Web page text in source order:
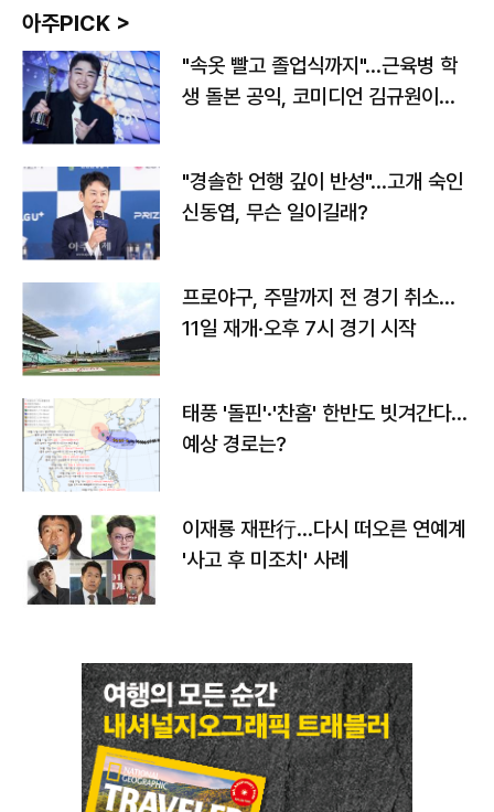
아주PICK >
"속옷 빨고 졸업식까지"…근육병 학
생 돌본 공익, 코미디언 김규원이었
"경솔한 언행 깊이 반성"…고개 숙인
신동엽, 무슨 일이길래?
프로야구, 주말까지 전 경기 취소…
11일 재개·오후 7시 경기 시작
태풍 '돌핀'·'찬홈' 한반도 빗겨간다…
예상 경로는?
이재룡 재판行…다시 떠오른 연예계
'사고 후 미조치' 사례